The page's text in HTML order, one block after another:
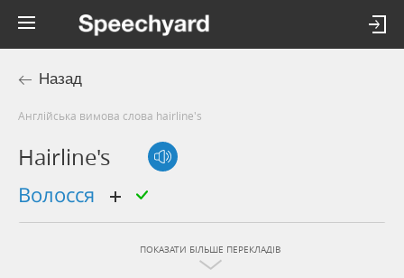
Назад
Англійська вимова слова hairline's
Hairline's
волосся
ПОКАЗАТИ БІЛЬШЕ ПЕРЕКЛАДІВ